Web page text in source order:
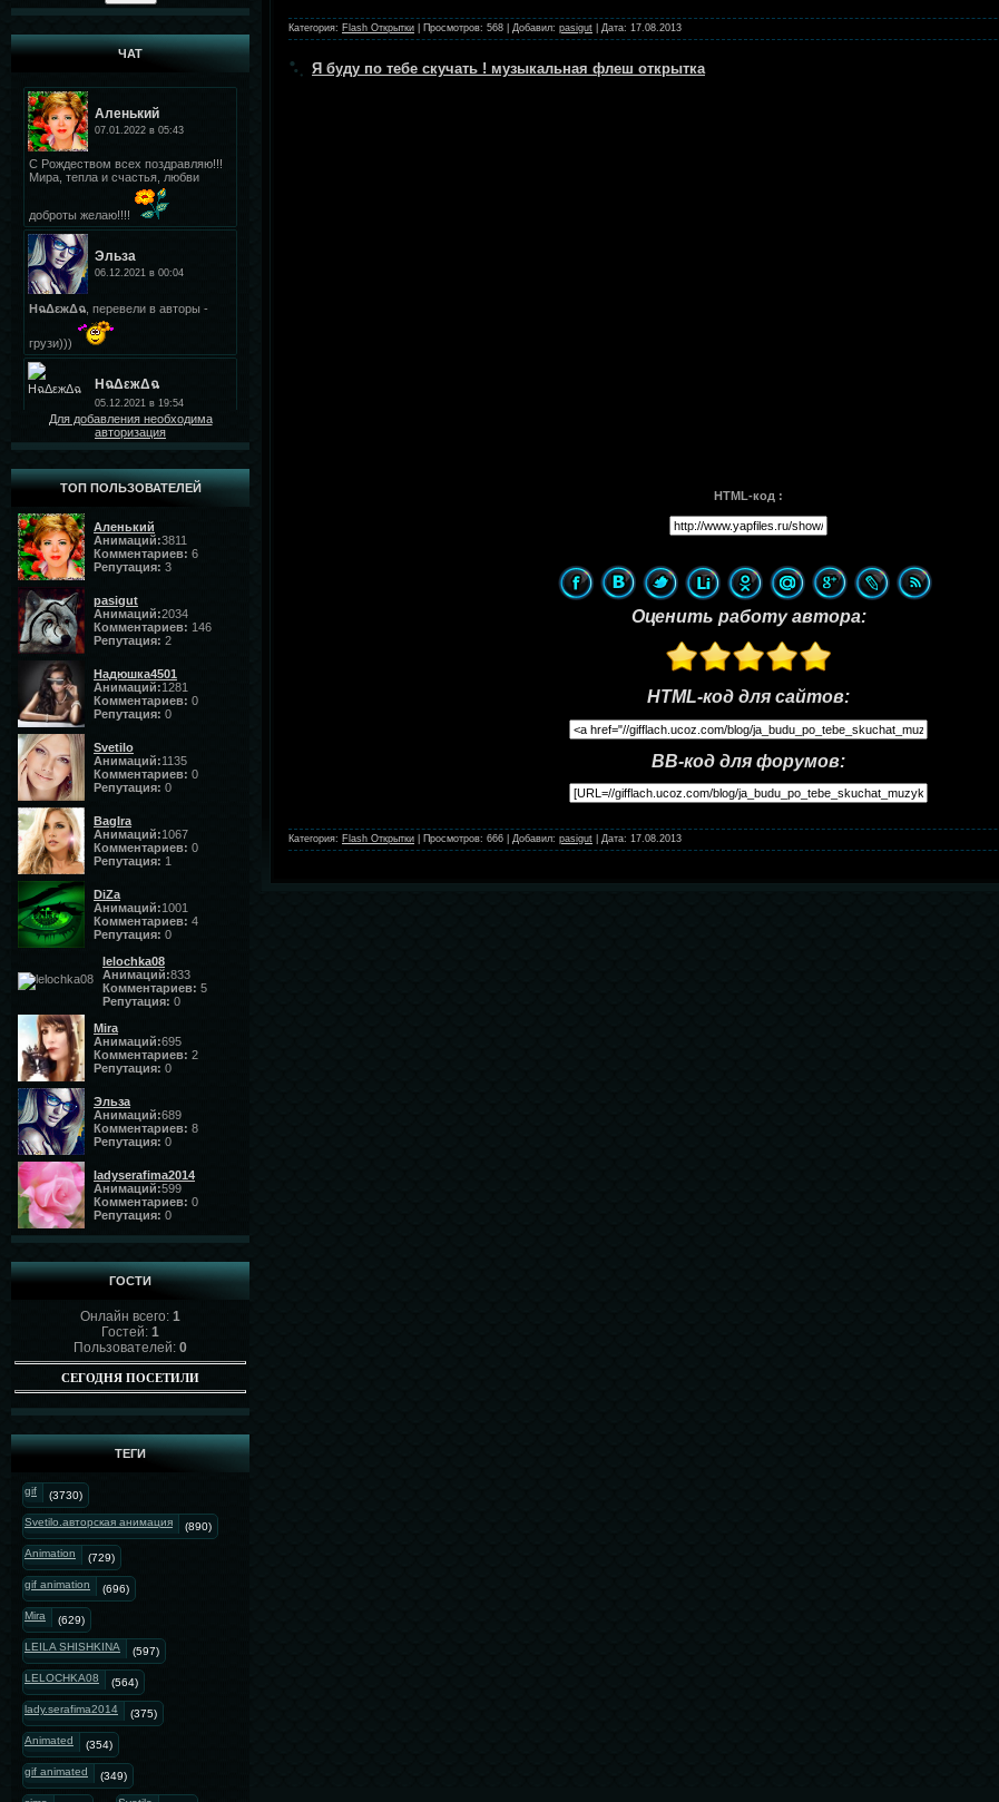
ЧАТ
Для добавления необходима
авторизация
ТОП ПОЛЬЗОВАТЕЛЕЙ
Аленький
Анимаций:3811
Комментариев: 6
Репутация: 3
pasigut
Анимаций:2034
Комментариев: 146
Репутация: 2
Надюшка4501
Анимаций:1281
Комментариев: 0
Репутация: 0
Svetilo
Анимаций:1135
Комментариев: 0
Репутация: 0
BagIra
Анимаций:1067
Комментариев: 0
Репутация: 1
DiZa
Анимаций:1001
Комментариев: 4
Репутация: 0
lelochka08
Анимаций:833
Комментариев: 5
Репутация: 0
Mira
Анимаций:695
Комментариев: 2
Репутация: 0
Эльза
Анимаций:689
Комментариев: 8
Репутация: 0
ladyserafima2014
Анимаций:599
Комментариев: 0
Репутация: 0
ГОСТИ
Онлайн всего: 1
Гостей: 1
Пользователей: 0
СЕГОДНЯ ПОСЕТИЛИ
ТЕГИ
gif (3730)
Svetilo.авторская анимация (890)
Animation (729)
gif animation (696)
Mira (629)
LEILA SHISHKINA (597)
LELOCHKA08 (564)
lady.serafima2014 (375)
Animated (354)
gif animated (349)
Категория: Flash Открытки Просмотров: 568 Добавил: pasigut Дата: 17.08.2013
Я буду по тебе скучать ! музыкальная флеш открытка
HTML-код :
Оценить работу автора:
HTML-код для сайтов:
BB-код для форумов:
Категория: Flash Открытки Просмотров: 666 Добавил: pasigut Дата: 17.08.2013